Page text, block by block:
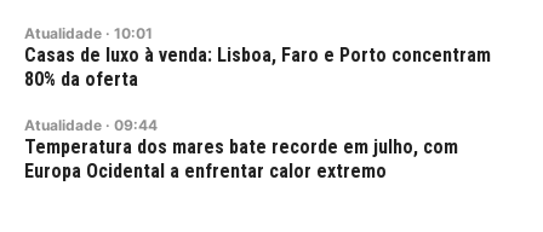
Atualidade · 10:01
Casas de luxo à venda: Lisboa, Faro e Porto concentram
80% da oferta
Atualidade · 09:44
Temperatura dos mares bate recorde em julho, com
Europa Ocidental a enfrentar calor extremo